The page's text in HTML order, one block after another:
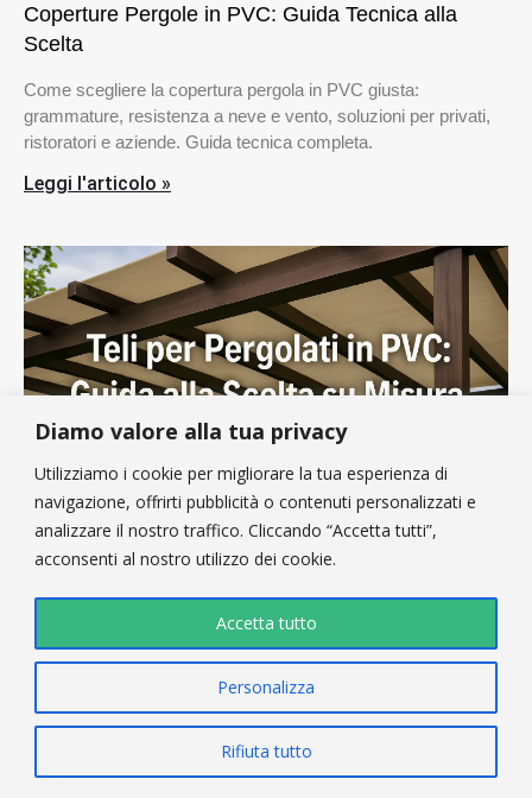
Diamo valore alla tua privacy
Utilizziamo i cookie per migliorare la tua esperienza di
navigazione, offrirti pubblicità o contenuti personalizzati e
analizzare il nostro traffico. Cliccando “Accetta tutti”,
acconsenti al nostro utilizzo dei cookie.
Personalizza
Rifiuta tutto
Accetta tutto
Coperture Pergole in PVC: Guida Tecnica alla
Scelta
Come scegliere la copertura pergola in PVC giusta:
grammature, resistenza a neve e vento, soluzioni per privati,
ristoratori e aziende. Guida tecnica completa.
Leggi l'articolo »
Teli per Pergolati in PVC: Guida alla Scelta su
Misura
Come scegliere i teli per pergolati in PVC su misura: spessori,
Guida tecnica completa.
Leggi l'articolo »